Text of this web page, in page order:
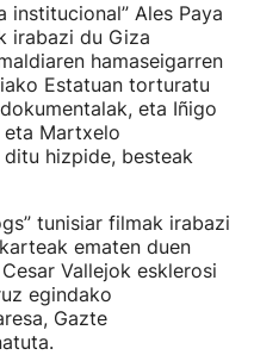
institucional” Ales Paya
irabazi du Giza
hamaseigarren
Estatuan torturatu
eta Iñigo
eta Martxelo
hizpide, besteak
tunisiar filmak irabazi
ematen duen
Vallejok esklerosi
egindako
Gazte